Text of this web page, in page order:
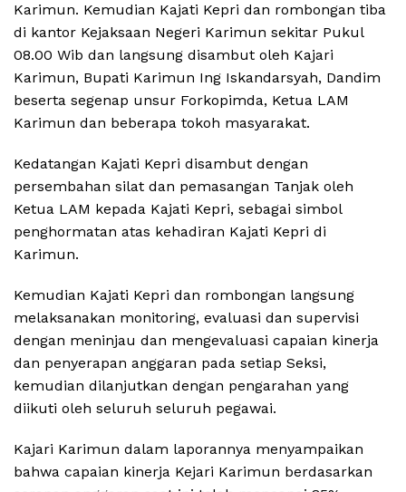
Karimun. Kemudian Kajati Kepri dan rombongan tiba
di kantor Kejaksaan Negeri Karimun sekitar Pukul
08.00 Wib dan langsung disambut oleh Kajari
Karimun, Bupati Karimun Ing Iskandarsyah, Dandim
beserta segenap unsur Forkopimda, Ketua LAM
Karimun dan beberapa tokoh masyarakat.
Kedatangan Kajati Kepri disambut dengan
persembahan silat dan pemasangan Tanjak oleh
Ketua LAM kepada Kajati Kepri, sebagai simbol
penghormatan atas kehadiran Kajati Kepri di
Karimun.
Kemudian Kajati Kepri dan rombongan langsung
melaksanakan monitoring, evaluasi dan supervisi
dengan meninjau dan mengevaluasi capaian kinerja
dan penyerapan anggaran pada setiap Seksi,
kemudian dilanjutkan dengan pengarahan yang
diikuti oleh seluruh seluruh pegawai.
Kajari Karimun dalam laporannya menyampaikan
bahwa capaian kinerja Kejari Karimun berdasarkan